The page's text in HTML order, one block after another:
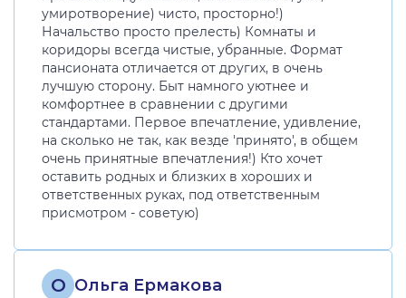
умиротворение) чисто, просторно!)
Начальство просто прелесть) Комнаты и
коридоры всегда чистые, убранные. Формат
пансионата отличается от других, в очень
лучшую сторону. Быт намного уютнее и
комфортнее в сравнении с другими
стандартами. Первое впечатление, удивление,
на сколько не так, как везде 'принято', в общем
очень принятные впечатления!) Кто хочет
оставить родных и близких в хороших и
ответственных руках, под ответственным
присмотром - советую)
О Ольга Ермакова